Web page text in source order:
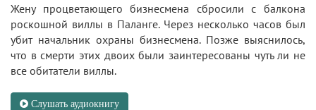
Жену процветающего бизнесмена сбросили с балкона
роскошной виллы в Паланге. Через несколько часов был
убит начальник охраны бизнесмена. Позже выяснилось,
что в смерти этих двоих были заинтересованы чуть ли не
все обитатели виллы.
Слушать аудиокнигу